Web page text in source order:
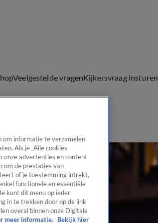
Veelgestelde vragenKijkersvraag insturen
om informatie te verzamelen
Als je „Alle cookies
onze advertenties en content
om de prestaties van
of je toestemming intrekt,
functionele en essentiële
kunt dit menu op ieder
in te trekken door op de link
overal binnen onze Digitale
meer informatie.
Bekijk hier